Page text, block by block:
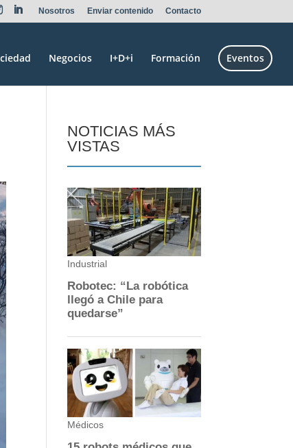
Nosotros Enviar contenido Contacto
Negocios I+D+i Formación Eventos
NOTICIAS MÁS
VISTAS